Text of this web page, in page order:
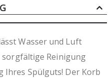
Alkalien, Fette und Öl
vor
von Stalgast
Wasser und Luft
Reinigung
Ihres Spülguts! Der Korb